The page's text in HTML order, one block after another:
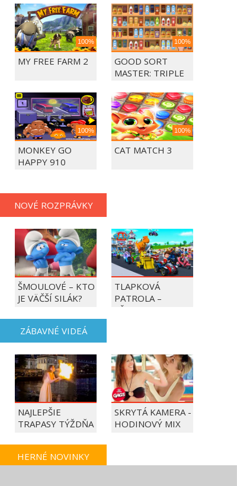
100%
MY FREE FARM 2
100%
GOOD SORT
MASTER: TRIPLE
100%
MONKEY GO
HAPPY 910
100%
CAT MATCH 3
NOVÉ ROZPRÁVKY
ŠMOULOVÉ – KTO
JE VÄČŠÍ SILÁK?
TLAPKOVÁ
PATROLA –
VŠETKY LABKY DO
ZÁBAVNÉ VIDEÁ
NAJLEPŠIE
TRAPASY TÝŽDŇA
SKRYTÁ KAMERA -
HODINOVÝ MIX
HERNÉ NOVINKY